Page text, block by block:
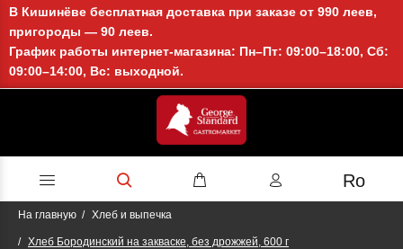
В Кишинёве бесплатная доставка при заказе от 990 леев,
пригороды — 90 леев.
График работы интернет-магазина: Пн–Пт: 09:00–18:00, Сб:
09:00–14:00, Вс: выходной.
Ro
На главную Хлеб и выпечка
Хлеб Бородинский на закваске, без дрожжей, 600 г